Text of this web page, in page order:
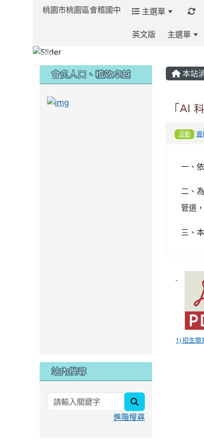
桃園市桃園區會稽國中 主選單
英文版 主選單
本站
「AI
活動 資
一、
二、
管道
三、
1) 招生
會炙人口、稽效卓越
link to https://sites.google.com/
站內搜尋
進階搜尋